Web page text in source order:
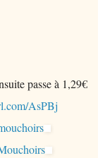
passe à 1,29€
AsPBj